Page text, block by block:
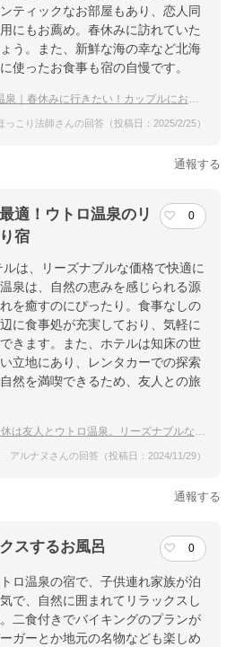
ティックなお部屋もあり、恋人同
にもお薦め。春休みに訪れていた
う。また、新鮮な海の幸など北海
使ったお食事も宿の自慢です。
｜春休みに行きたい！カップルにおすすめな宿は？
っこり法師さんの回答（投稿日：2025/2/25）
通報する
適！ウトロ温泉のリ
宿
0
は、リーズナブルな価格で快適に
泉は、自然の恵みを感じられる源
を癒すのにぴったり。食事なしの
に食事処が充実しており、気軽に
きます。また、ホテルは知床の世
立地にあり、レンタカーでの探索
然を満喫できるため、友人との旅
友人とウトロ温泉。リーズナブルなおすすめの宿は？
アルナヌさんの回答（投稿日：2024/11/29）
通報する
スするお風呂 0
ロ温泉の宿で、子供連れ家族が泊
で、自然に囲まれてリラックスし
二食付きでバイキングのプランが
ガーとか地元の名物なども楽しめ